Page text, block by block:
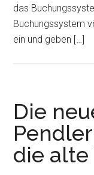
das
Buchungssystem
ein und geben […]
Die
die alte